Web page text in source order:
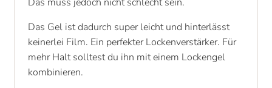
Das Gel ist dadurch super leicht und hinterlässt
keinerlei Film. Ein perfekter Lockenverstärker. Für
mehr Halt solltest du ihn mit einem Lockengel
kombinieren.